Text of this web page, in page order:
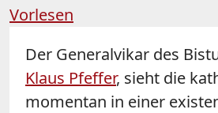
Vorlesen
Der Generalvikar des
Klaus Pfeffer, sieht die
momentan in einer